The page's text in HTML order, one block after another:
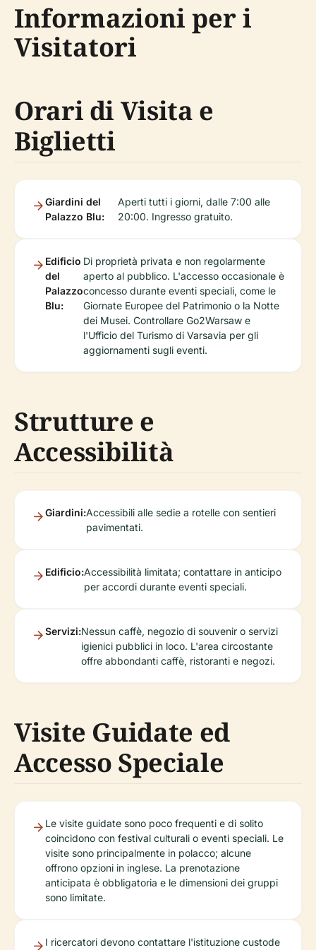
Informazioni per i
Visitatori
Orari di Visita e
Biglietti
Giardini del
Palazzo Blu:
Aperti tutti i giorni, dalle 7:00 alle
20:00. Ingresso gratuito.
Edificio
del
Palazzo
Blu:
Di proprietà privata e non regolarmente
aperto al pubblico. L'accesso occasionale è
concesso durante eventi speciali, come le
Giornate Europee del Patrimonio o la Notte
dei Musei. Controllare Go2Warsaw e
l'Ufficio del Turismo di Varsavia per gli
aggiornamenti sugli eventi.
Strutture e
Accessibilità
Giardini:Accessibili alle sedie a rotelle con sentieri
pavimentati.
Edificio:Accessibilità limitata; contattare in anticipo
per accordi durante eventi speciali.
Servizi:Nessun caffè, negozio di souvenir o servizi
igienici pubblici in loco. L'area circostante
offre abbondanti caffè, ristoranti e negozi.
Visite Guidate ed
Accesso Speciale
Le visite guidate sono poco frequenti e di solito
coincidono con festival culturali o eventi speciali. Le
visite sono principalmente in polacco; alcune
offrono opzioni in inglese. La prenotazione
anticipata è obbligatoria e le dimensioni dei gruppi
sono limitate.
I ricercatori devono contattare l'istituzione custode